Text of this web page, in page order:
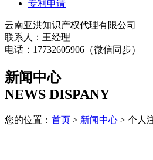
专利申请
云南亚洪知识产权代理有限公司
联系人：王经理
电话：17732605906（微信同步）
新闻中心
NEWS DISPANY
您的位置： 首页 > 新闻中心 > 个人